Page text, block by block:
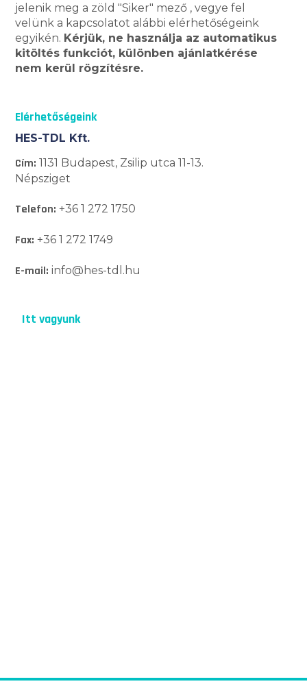
jelenik meg a zöld "Siker" mező , vegye fel
velünk a kapcsolatot alábbi elérhetőségeink
egyikén. Kérjük, ne használja az automatikus
kitöltés funkciót, különben ajánlatkérése
nem kerül rögzítésre.
Elérhetőségeink
HES-TDL Kft.
Cím: 1131 Budapest, Zsilip utca 11-13.
Népsziget
Telefon: +36 1 272 1750
Fax: +36 1 272 1749
E-mail: info@hes-tdl.hu
Itt vagyunk